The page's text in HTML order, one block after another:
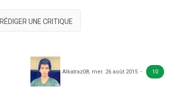
RÉDIGER UNE CRITIQUE
Alkatraz08, mer. 26 août 2015 10